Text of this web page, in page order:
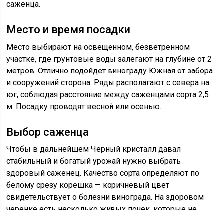
саженца.
Место и время посадки
Место выбирают на освещенном, безветренном
участке, где грунтовые воды залегают на глубине от 2
метров. Отлично подойдёт винограду Южная от забора
и сооружений сторона. Ряды располагают с севера на
юг, соблюдая расстояние между саженцами сорта 2,5
м. Посадку проводят весной или осенью.
Выбор саженца
Чтобы в дальнейшем Черный кристалл давал
стабильный и богатый урожай нужно выбрать
здоровый саженец. Качество сорта определяют по
белому срезу корешка — коричневый цвет
свидетельствует о болезни винограда. На здоровом